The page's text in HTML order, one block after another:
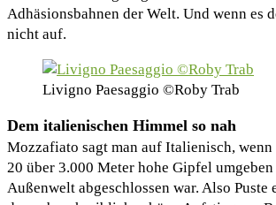
Adhäsionsbahnen der Welt. Und wenn es
nicht auf.
Livigno Paesaggio ©Roby Trab
Dem italienischen Himmel so nah
Mozzafiato sagt man auf Italienisch,
20 über 3.000 Meter hohe Gipfel
Außenwelt abgeschlossen war. Also